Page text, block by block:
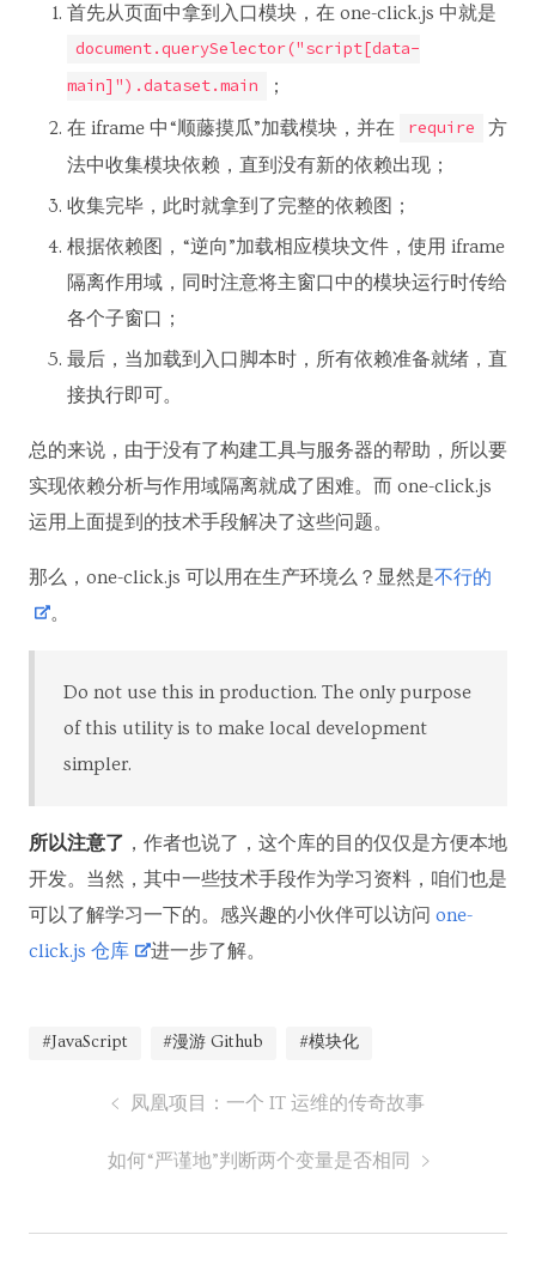
首先从页面中拿到入口模块，在 one-click.js 中就是
document.querySelector("script[data-
main]").dataset.main
；
在 iframe 中“顺藤摸瓜”加载模块，并在
require
方
法中收集模块依赖，直到没有新的依赖出现；
收集完毕，此时就拿到了完整的依赖图；
根据依赖图，“逆向”加载相应模块文件，使用 iframe
隔离作用域，同时注意将主窗口中的模块运行时传给
各个子窗口；
最后，当加载到入口脚本时，所有依赖准备就绪，直
接执行即可。
总的来说，由于没有了构建工具与服务器的帮助，所以要
实现依赖分析与作用域隔离就成了困难。而 one-click.js
运用上面提到的技术手段解决了这些问题。
那么，one-click.js 可以用在生产环境么？显然是不行的
。
Do not use this in production. The only purpose
of this utility is to make local development
simpler.
所以注意了 ，作者也说了，这个库的目的仅仅是方便本地
开发。当然，其中一些技术手段作为学习资料，咱们也是
可以了解学习一下的。感兴趣的小伙伴可以访问 one-
click.js 仓库
进一步了解。
#JavaScript #漫游 Github #模块化
凤凰项目：一个 IT 运维的传奇故事
如何“严谨地”判断两个变量是否相同